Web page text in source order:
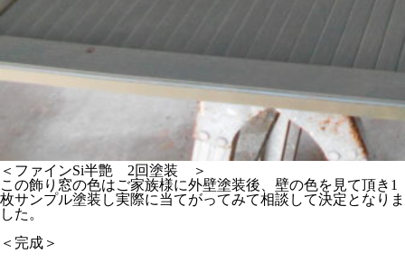
＜ファインSi半艶 2回塗装 ＞
この飾り窓の色はご家族様に外壁塗装後、壁の色を見て頂き1
枚サンプル塗装し実際に当てがってみて相談して決定となりま
した。
＜完成＞